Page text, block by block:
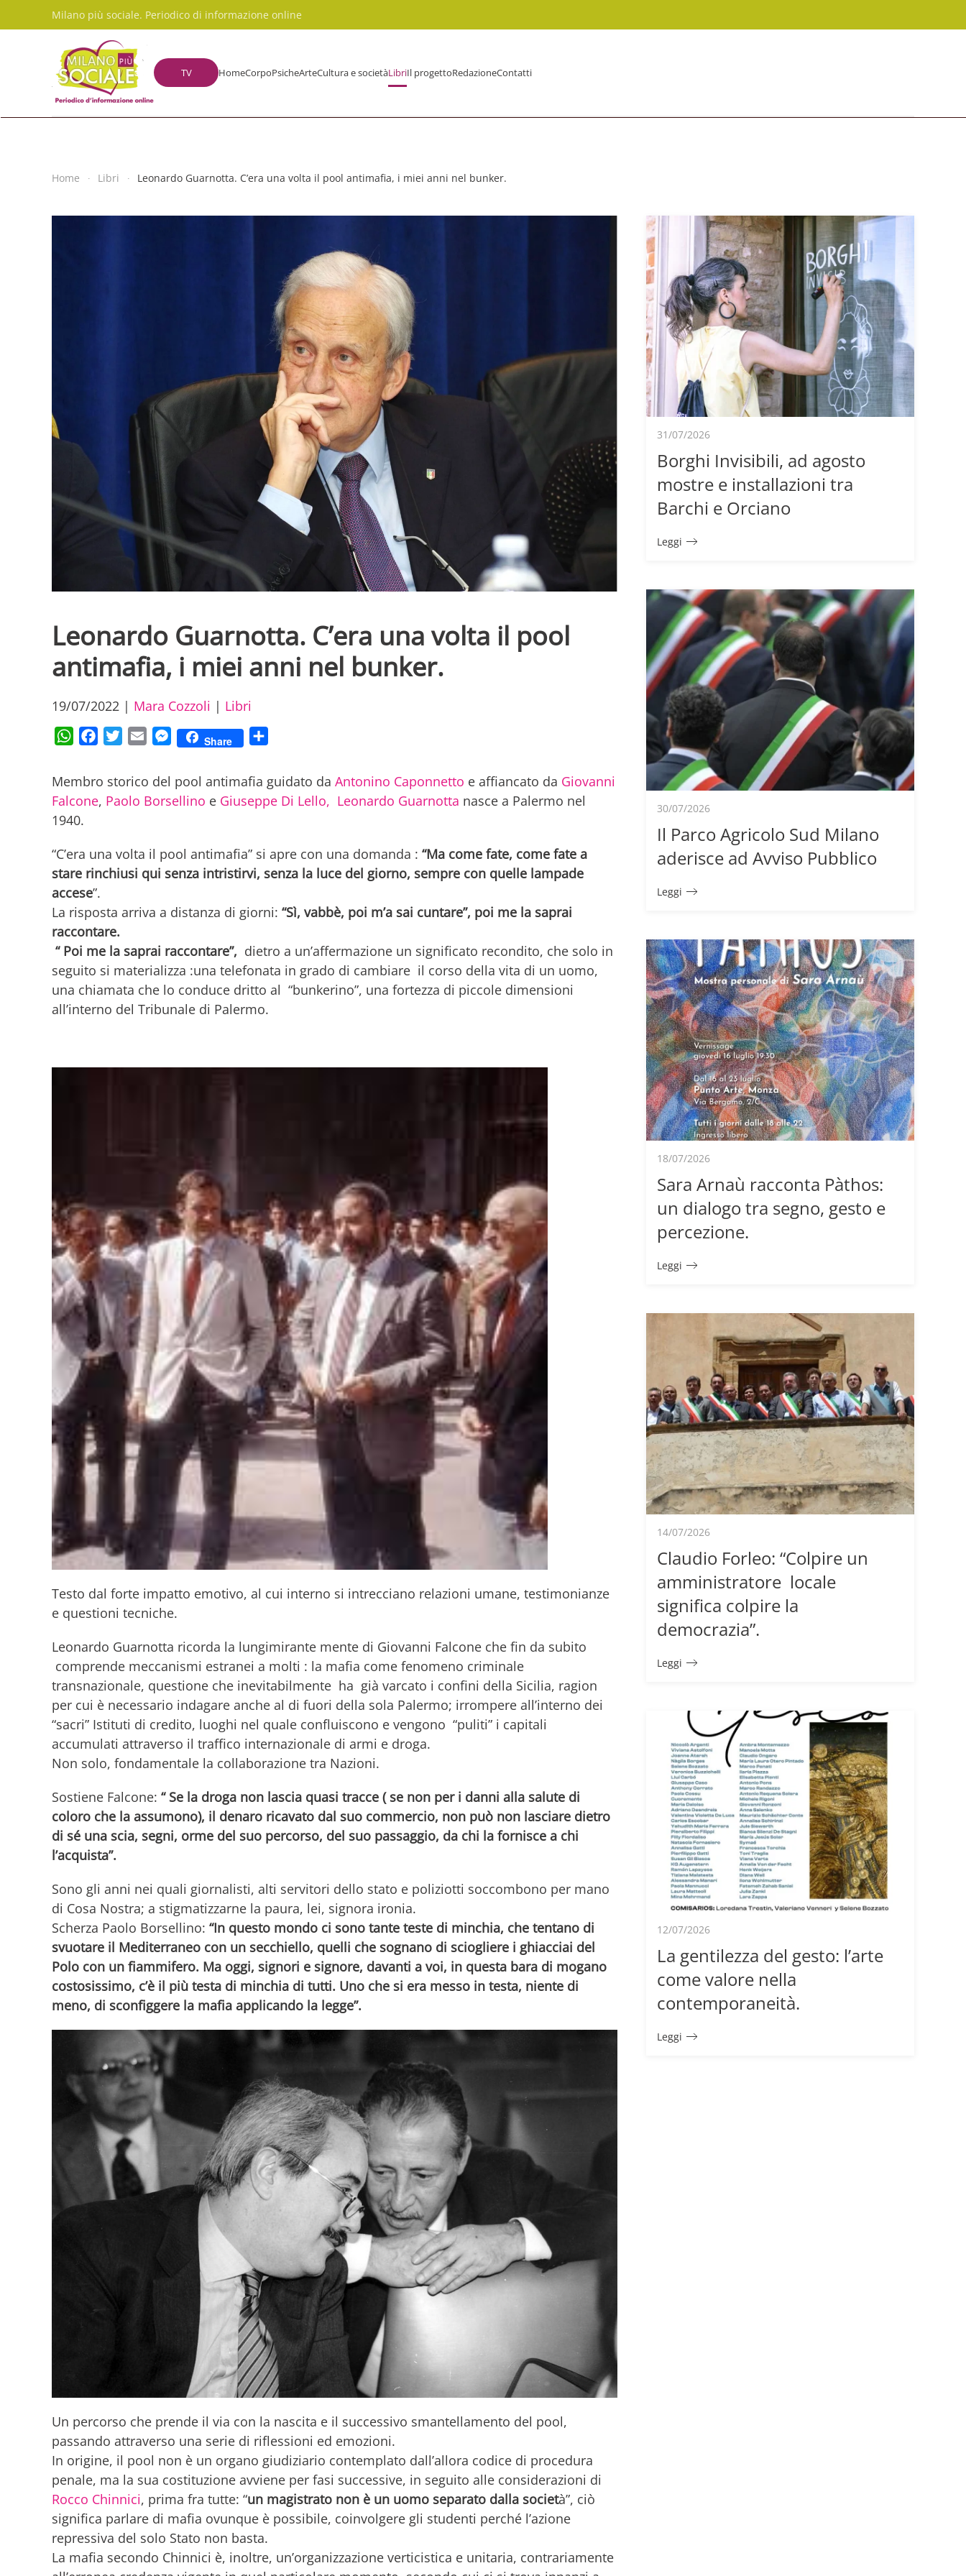
Skip to main content
Milano più sociale. Periodico di informazione online
TV HomeCorpoPsicheArteCultura e societàLibriIl progettoRedazioneContatti
Home Libri Leonardo Guarnotta. C’era una volta il pool antimafia, i miei anni nel bunker.
Leonardo Guarnotta. C’era una volta il pool
antimafia, i miei anni nel bunker.
19/07/2022 | Mara Cozzoli | Libri
WhatsAppFacebookTwitterEmail Messenger
Share
Membro storico del pool antimafia guidato da Antonino Caponnetto e affiancato da Giovanni
Falcone, Paolo Borsellino e Giuseppe Di Lello, Leonardo Guarnotta nasce a Palermo nel
1940.
“C’era una volta il pool antimafia” si apre con una domanda : “Ma come fate, come fate a
stare rinchiusi qui senza intristirvi, senza la luce del giorno, sempre con quelle lampade
accese”.
La risposta arriva a distanza di giorni: “Sì, vabbè, poi m’a sai cuntare”, poi me la saprai
raccontare.
“ Poi me la saprai raccontare”, dietro a un’affermazione un significato recondito, che solo in
seguito si materializza :una telefonata in grado di cambiare il corso della vita di un uomo,
una chiamata che lo conduce dritto al “bunkerino”, una fortezza di piccole dimensioni
all’interno del Tribunale di Palermo.
Testo dal forte impatto emotivo, al cui interno si intrecciano relazioni umane, testimonianze
e questioni tecniche.
Leonardo Guarnotta ricorda la lungimirante mente di Giovanni Falcone che fin da subito
comprende meccanismi estranei a molti : la mafia come fenomeno criminale
transnazionale, questione che inevitabilmente ha già varcato i confini della Sicilia, ragion
per cui è necessario indagare anche al di fuori della sola Palermo; irrompere all’interno dei
“sacri” Istituti di credito, luoghi nel quale confluiscono e vengono “puliti” i capitali
accumulati attraverso il traffico internazionale di armi e droga.
Non solo, fondamentale la collaborazione tra Nazioni.
Sostiene Falcone: “ Se la droga non lascia quasi tracce ( se non per i danni alla salute di
coloro che la assumono), il denaro ricavato dal suo commercio, non può non lasciare dietro
di sé una scia, segni, orme del suo percorso, del suo passaggio, da chi la fornisce a chi
l’acquista”.
Sono gli anni nei quali giornalisti, alti servitori dello stato e poliziotti soccombono per mano
di Cosa Nostra; a stigmatizzarne la paura, lei, signora ironia.
Scherza Paolo Borsellino: “In questo mondo ci sono tante teste di minchia, che tentano di
svuotare il Mediterraneo con un secchiello, quelli che sognano di sciogliere i ghiacciai del
Polo con un fiammifero. Ma oggi, signori e signore, davanti a voi, in questa bara di mogano
costosissimo, c’è il più testa di minchia di tutti. Uno che si era messo in testa, niente di
meno, di sconfiggere la mafia applicando la legge”.
Un percorso che prende il via con la nascita e il successivo smantellamento del pool,
passando attraverso una serie di riflessioni ed emozioni.
In origine, il pool non è un organo giudiziario contemplato dall’allora codice di procedura
penale, ma la sua costituzione avviene per fasi successive, in seguito alle considerazioni di
Rocco Chinnici, prima fra tutte: “un magistrato non è un uomo separato dalla società”, ciò
significa parlare di mafia ovunque è possibile, coinvolgere gli studenti perché l’azione
repressiva del solo Stato non basta.
La mafia secondo Chinnici è, inoltre, un’organizzazione verticistica e unitaria, contrariamente
31/07/2026
Borghi Invisibili, ad agosto
mostre e installazioni tra
Barchi e Orciano
Leggi
30/07/2026
Il Parco Agricolo Sud Milano
aderisce ad Avviso Pubblico
Leggi
18/07/2026
Sara Arnaù racconta Pàthos:
un dialogo tra segno, gesto e
percezione.
Leggi
14/07/2026
Claudio Forleo: “Colpire un
amministratore locale
significa colpire la
democrazia”.
Leggi
12/07/2026
La gentilezza del gesto: l’arte
come valore nella
contemporaneità.
Leggi